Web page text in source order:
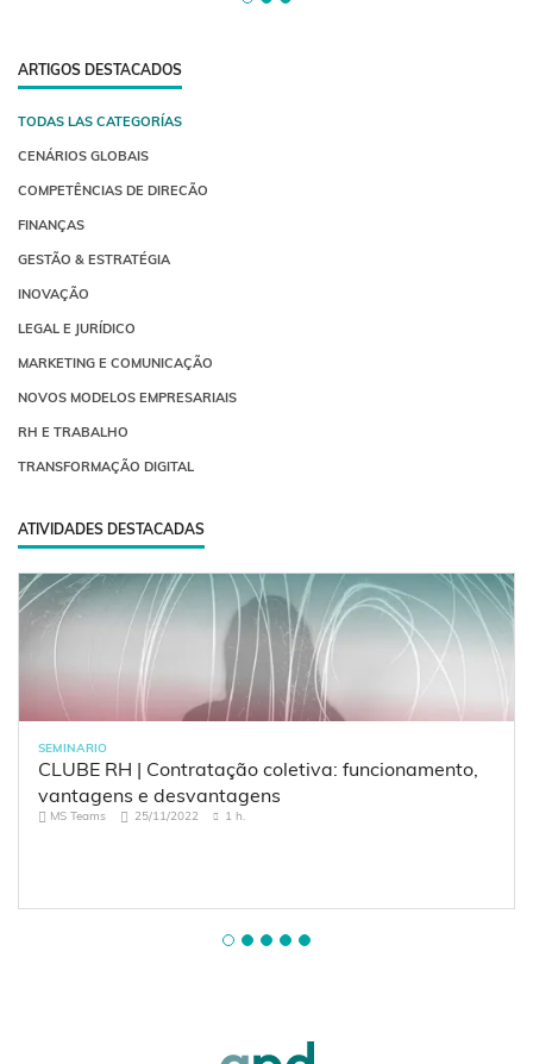
ARTIGOS DESTACADOS
TODAS LAS CATEGORÍAS
CENÁRIOS GLOBAIS
COMPETÊNCIAS DE DIRECÃO
FINANÇAS
GESTÃO & ESTRATÉGIA
INOVAÇÃO
LEGAL E JURÍDICO
MARKETING E COMUNICAÇÃO
NOVOS MODELOS EMPRESARIAIS
RH E TRABALHO
TRANSFORMAÇÃO DIGITAL
ATIVIDADES DESTACADAS
SEMINARIO
CLUBE RH | Contratação coletiva: funcionamento,
vantagens e desvantagens
MS Teams 25/11/2022 1 h.